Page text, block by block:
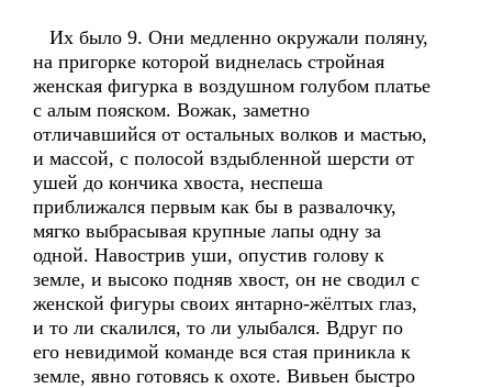
Их было 9. Они медленно окружали поляну,
на пригорке которой виднелась стройная
женская фигурка в воздушном голубом платье
с алым пояском. Вожак, заметно
отличавшийся от остальных волков и мастью,
и массой, с полосой вздыбленной шерсти от
ушей до кончика хвоста, неспеша
приближался первым как бы в развалочку,
мягко выбрасывая крупные лапы одну за
одной. Навострив уши, опустив голову к
земле, и высоко подняв хвост, он не сводил с
женской фигуры своих янтарно-жёлтых глаз,
и то ли скалился, то ли улыбался. Вдруг по
его невидимой команде вся стая приникла к
земле, явно готовясь к охоте. Вивьен быстро